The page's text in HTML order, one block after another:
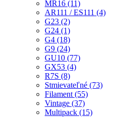
MR16 (11)
AR111 / ES111 (4)
G23 (2)
G24 (1)
G4 (18)
G9 (24)
GU10 (77)
GX53 (4)
R7S (8)
Stmievateľné (73)
Filament (55)
Vintage (37)
Multipack (15)